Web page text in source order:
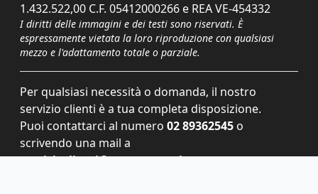
1.432.522,00 C.F. 05412000266 e REA VE-454332
I diritti delle immagini e dei testi sono riservati. È
espressamente vietata la loro riproduzione con qualsiasi
mezzo e l'adattamento totale o parziale.
Per qualsiasi necessità o domanda, il nostro
servizio clienti è a tua completa disposizione.
Puoi contattarci al numero 02 89362545 o
scrivendo una mail a
servizioclienti@grupponem.it.